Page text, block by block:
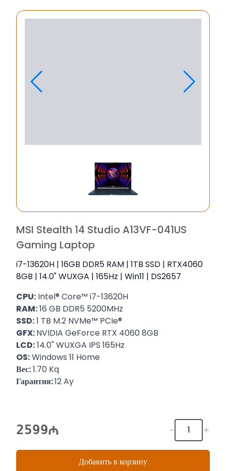
MSI Stealth 14 Studio A13VF-041US
Gaming Laptop
i7-13620H | 16GB DDR5 RAM | 1TB SSD | RTX4060
8GB | 14.0" WUXGA | 165Hz | Win11 | DS2657
CPU: Intel® Core™ i7-13620H
RAM:16 GB DDR5 5200MHz
SSD:1 TB M.2 NVMe™ PCIe®
GFX:NVIDIA GeForce RTX 4060 8GB
LCD:14.0" WUXGA IPS 165Hz
OS:Windows 11 Home
Вес:1.70 Kq
Гарантия:12 Ay
2599 - +
Добавить в корзину